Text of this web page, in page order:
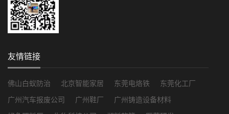
友情链接
佛山白蚁防治 北京智能家居 东莞电烙铁 东莞化工厂
广州汽车报废公司 广州鞋厂 广州铸造设备材料